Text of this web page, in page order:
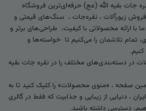
جات بقیه الله (عج) حرفه‌ای‌ترین فروشگاه
زیورآلات ، نقره‌جات ، سنگ‌های قیمتی و
با ارائه محصولاتی با کیفیت، طراحی‌های برتر و
تلاشمان را می‌کنیم تا خواسته‌ها و
در دسته‌بندی‌های مختلف را در نقره جات بقیه
صفحه ، «منوی محصولات» را کلیک کنید تا به
، دنیایی از زیبایی و جذابیت که فقط در گالری
دسترسی داشته باشید.